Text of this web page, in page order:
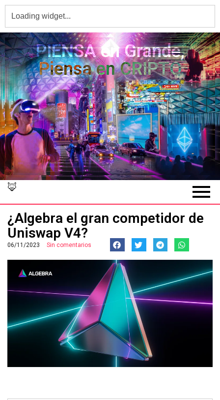
PIENSA en Grande,
Piensa en CRIPTO
🦊
¿Algebra el gran competidor de
Uniswap V4?
06/11/2023 Sin comentarios